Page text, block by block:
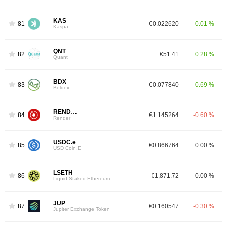
81 KAS
Kaspa €0.022620 0.01 %
82 QNT
Quant €51.41 0.28 %
83 BDX
Beldex €0.077840 0.69 %
84 RENDER
Render €1.145264 -0.60 %
85 USDC.e
USD Coin.E €0.866764 0.00 %
86 LSETH
Liquid Staked Ethereum €1,871.72 0.00 %
87 JUP
Jupiter Exchange Token €0.160547 -0.30 %